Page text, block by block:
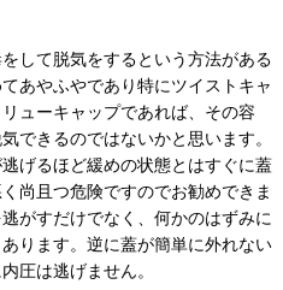
して脱気をするという方法がある
あやふやであり特にツイストキャ
ューキャップであれば、その容
できるのではないかと思います。
げるほど緩めの状態とはすぐに蓋
尚且つ危険ですのでお勧めできま
がすだけでなく、何かのはずみに
ります。逆に蓋が簡単に外れない
圧は逃げません。